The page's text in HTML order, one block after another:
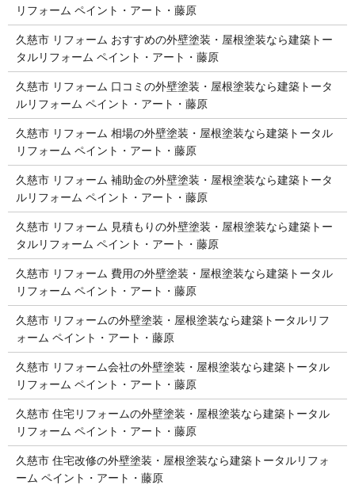
リフォーム ペイント・アート・藤原
久慈市 リフォーム おすすめの外壁塗装・屋根塗装なら建築トー
タルリフォーム ペイント・アート・藤原
久慈市 リフォーム 口コミの外壁塗装・屋根塗装なら建築トータ
ルリフォーム ペイント・アート・藤原
久慈市 リフォーム 相場の外壁塗装・屋根塗装なら建築トータル
リフォーム ペイント・アート・藤原
久慈市 リフォーム 補助金の外壁塗装・屋根塗装なら建築トータ
ルリフォーム ペイント・アート・藤原
久慈市 リフォーム 見積もりの外壁塗装・屋根塗装なら建築トー
タルリフォーム ペイント・アート・藤原
久慈市 リフォーム 費用の外壁塗装・屋根塗装なら建築トータル
リフォーム ペイント・アート・藤原
久慈市 リフォームの外壁塗装・屋根塗装なら建築トータルリフ
ォーム ペイント・アート・藤原
久慈市 リフォーム会社の外壁塗装・屋根塗装なら建築トータル
リフォーム ペイント・アート・藤原
久慈市 住宅リフォームの外壁塗装・屋根塗装なら建築トータル
リフォーム ペイント・アート・藤原
久慈市 住宅改修の外壁塗装・屋根塗装なら建築トータルリフォ
ーム ペイント・アート・藤原